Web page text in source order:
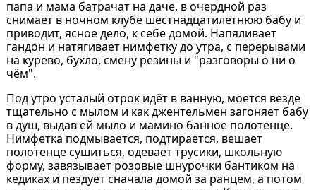
папа и мама батрачат на даче, в очердной раз
снимает в ночном клубе шестнадцатилетнюю бабу и
приводит, ясное дело, к себе домой. Напяливает
гандон и натягивает нимфетку до утра, с перерывами
на курево, бухло, смену резины и "разговоры о ни о
чём".
Под утро усталый отрок идёт в ванную, моется везде
тщательно с мылом и как джентельмен загоняет бабу
в душ, выдав ей мыло и мамино банное полотенце.
Нимфетка подмывается, подтирается, вешает
полотенце сушиться, одевает трусики, школьную
форму, завязывает розовые шнурочки бантиком на
кедиках и пездует сначала домой за ранцем, а потом